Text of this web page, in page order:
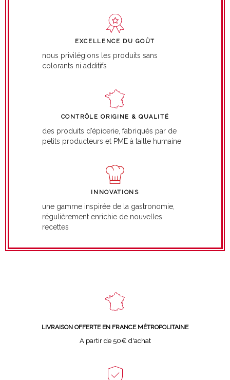
EXCELLENCE DU GOÛT
nous privilégions les produits sans
colorants ni additifs
CONTRÔLE ORIGINE & QUALITÉ
des produits d’épicerie, fabriqués par de
petits producteurs et PME à taille humaine
INNOVATIONS
une gamme inspirée de la gastronomie,
régulièrement enrichie de nouvelles
recettes
LIVRAISON OFFERTE EN FRANCE MÉTROPOLITAINE
A partir de 50€ d'achat